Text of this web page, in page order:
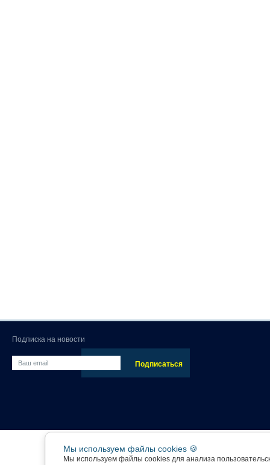
Подписка на новости
Мы используем файлы cookies 🍪
Мы используем файлы cookies для анализа